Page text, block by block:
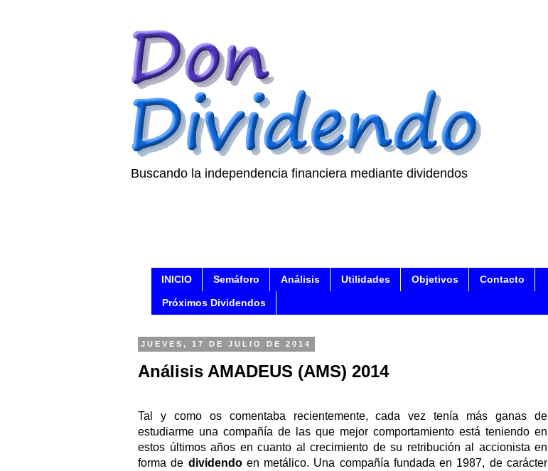
Buscando la independencia financiera mediante dividendos
INICIO Semáforo Análisis Utilidades Objetivos Contacto
Próximos Dividendos
JUEVES, 17 DE JULIO DE 2014
Análisis AMADEUS (AMS) 2014
Tal y como os comentaba recientemente, cada vez tenía más ganas de
estudiarme una compañía de las que mejor comportamiento está teniendo en
estos últimos años en cuanto al crecimiento de su retribución al accionista en
forma de dividendoen metálico. Una compañía fundada en 1987, de carácter